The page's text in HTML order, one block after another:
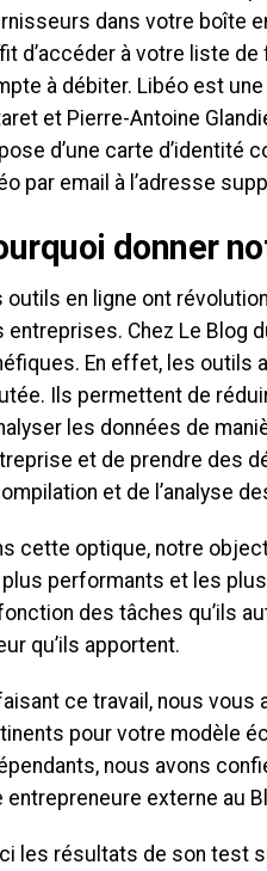
dans votre boîte
d’accéder à votre liste
à débiter. Libéo est
et Pierre-Antoine
d’une carte d’identité
par email à l’adresse
donner
outils en ligne ont
entreprises. Chez Le Blog
En effet, les outils
Ils permettent de
les données de
et de prendre des
et de l’analyse
cette optique, notre
plus performants et les
des tâches qu’ils
qu’ils apportent.
ce travail, nous
pour votre modèle
nous avons
entrepreneure externe au
les résultats de son test